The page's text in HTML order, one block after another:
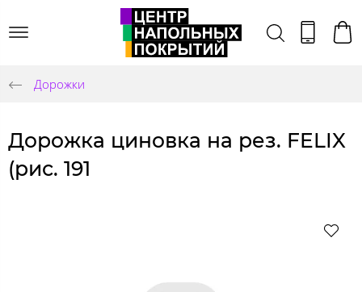
Дорожки
Дорожка циновка на рез. FELIX
(рис. 191